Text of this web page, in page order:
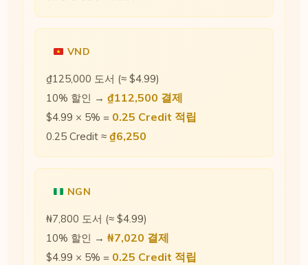
VND
₫125,000 도서 (≈ $4.99)
10% 할인 →₫112,500 결제
$4.99 × 5% = 0.25 Credit 적립
0.25 Credit ≈₫6,250
NGN
₦7,800 도서 (≈ $4.99)
10% 할인 →₦7,020 결제
$4.99 × 5% = 0.25 Credit 적립